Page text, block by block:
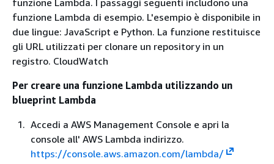
funzione Lambda di esempio. L'esempio è disponibile in
due lingue: JavaScript e Python. La funzione restituisce
gli URL utilizzati per clonare un repository in un
registro. CloudWatch
Per creare una funzione Lambda utilizzando un
blueprint Lambda
Accedi a AWS Management Console e apri la
console all' AWS Lambda indirizzo.
https://console.aws.amazon.com/lambda/